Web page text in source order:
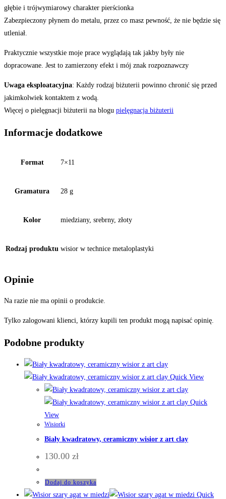
głębie i trójwymiarowy charakter pierścionka
Zabezpieczony płynem do metalu, przez co masz pewność, że nie będzie się
utleniał.
Praktycznie wszystkie moje prace wyglądają tak jakby były nie
dopracowane. Jest to zamierzony efekt i mój znak rozpoznawczy
Uwaga eksploatacyjna: Każdy rodzaj biżuterii powinno chronić się przed
jakimkolwiek kontaktem z wodą.
Więcej o pielęgnacji biżuterii na blogu pielęgnacja biżuterii
Informacje dodatkowe
Format 7×11
Gramatura 28 g
Kolor miedziany, srebrny, złoty
Rodzaj produktu wisior w technice metaloplastyki
Opinie
Na razie nie ma opinii o produkcie.
Tylko zalogowani klienci, którzy kupili ten produkt mogą napisać opinię.
Podobne produkty
Quick View
Quick
View
Wisiorki
Biały kwadratowy, ceramiczny wisior z art clay
130.00 zł
Dodaj do koszyka
Quick